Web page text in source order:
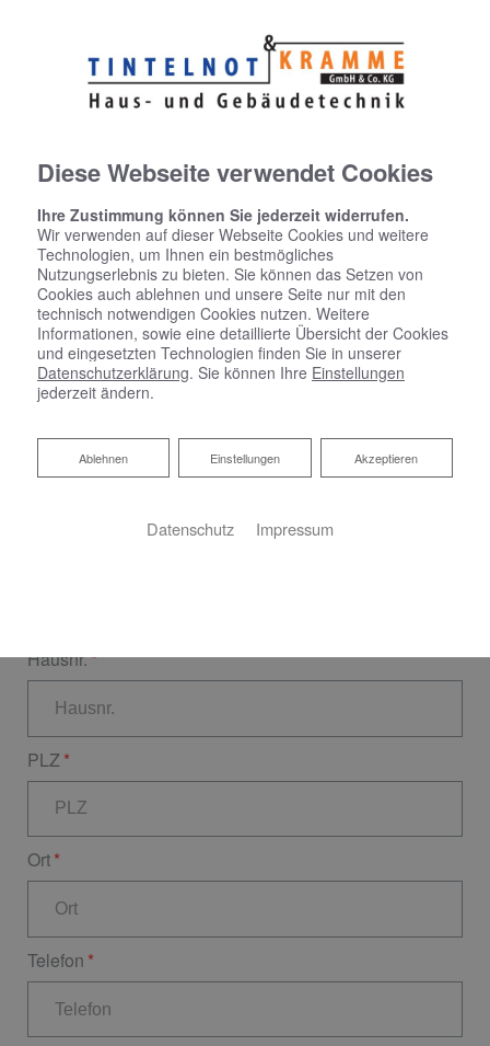
Kontaktformular
Vorname
Nachname
Hausnr.
PLZ
Ort
Telefon
Diese Webseite verwendet Cookies
Ihre Zustimmung können Sie jederzeit widerrufen.
Wir verwenden auf dieser Webseite Cookies und weitere
Technologien, um Ihnen ein bestmögliches
Nutzungserlebnis zu bieten. Sie können das Setzen von
Cookies auch ablehnen und unsere Seite nur mit den
technisch notwendigen Cookies nutzen. Weitere
Informationen, sowie eine detaillierte Übersicht der Cookies
und eingesetzten Technologien finden Sie in unserer
Datenschutzerklärung. Sie können Ihre Einstellungen
jederzeit ändern.
Akzeptieren
Einstellungen
Ablehnen
Ablehnen
Datenschutz Impressum